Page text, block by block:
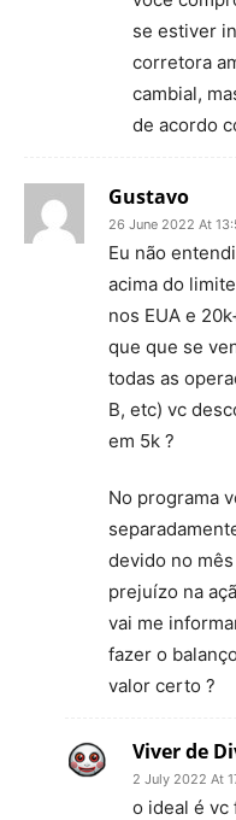
se estiver
corretora
cambial,
de acordo
Gustavo
26 June 2022 At
Eu não
acima do
nos EUA e
que que se
todas as
B, etc) vc
em 5k ?
No programa
devido no
prejuízo na
vai me
fazer o
valor certo ?
Viver de
2 July 2022 At
o ideal é vc